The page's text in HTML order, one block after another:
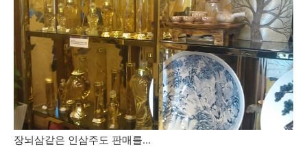
장뇌삼같은 인삼주도 판매를...